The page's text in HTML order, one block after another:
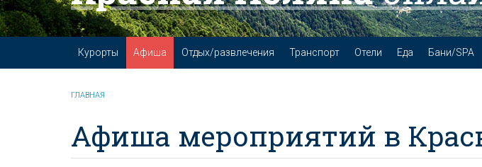
Курорты Афиша Отдых/развлечения Транспорт Отели Еда Бани/SPA
ГЛАВНАЯ
Афиша мероприятий в